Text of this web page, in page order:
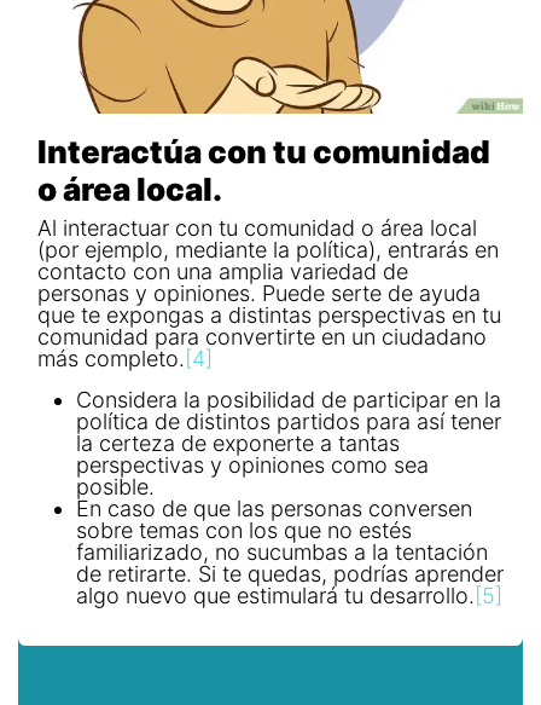
Interactúa con tu comunidad
o área local.
Al interactuar con tu comunidad o área local
(por ejemplo, mediante la política), entrarás en
contacto con una amplia variedad de
personas y opiniones. Puede serte de ayuda
que te expongas a distintas perspectivas en tu
comunidad para convertirte en un ciudadano
más completo.[4]
Considera la posibilidad de participar en la
política de distintos partidos para así tener
la certeza de exponerte a tantas
perspectivas y opiniones como sea
posible.
En caso de que las personas conversen
sobre temas con los que no estés
familiarizado, no sucumbas a la tentación
de retirarte. Si te quedas, podrías aprender
algo nuevo que estimulará tu desarrollo.[5]